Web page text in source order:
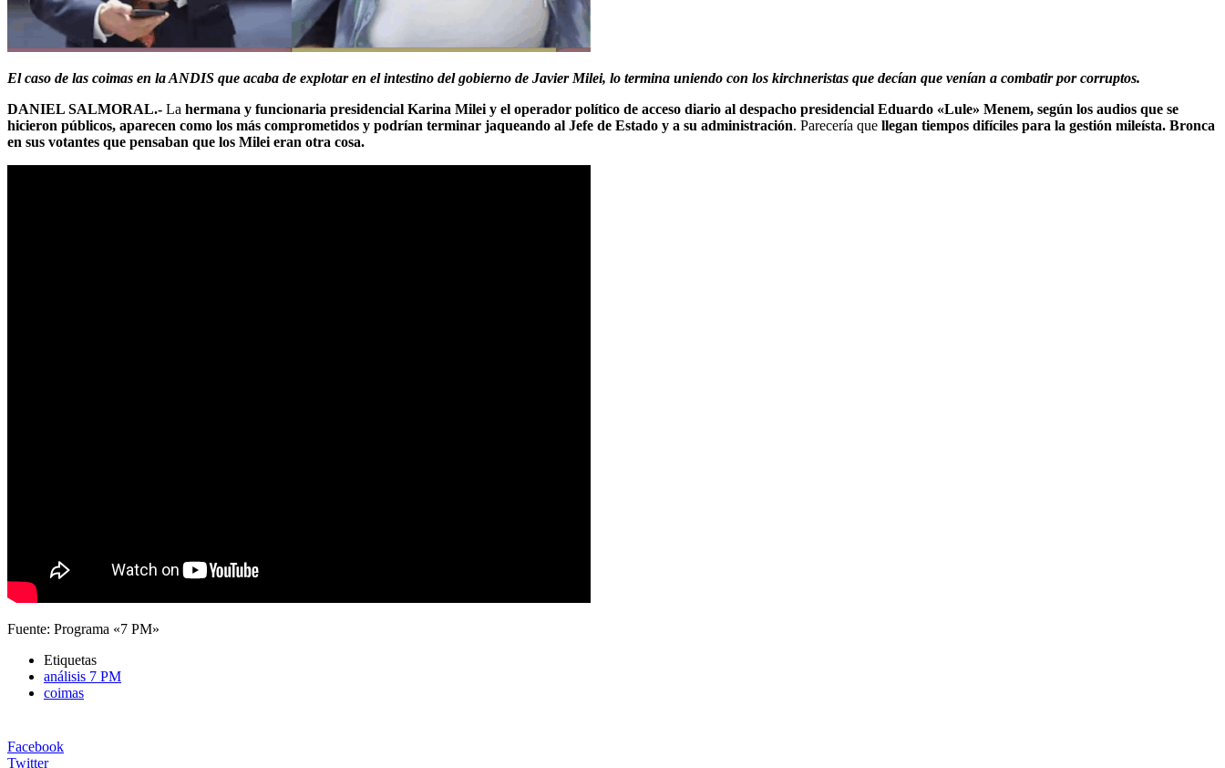
El caso de las coimas en la ANDIS que acaba de explotar en el intestino del gobierno de Javier Milei, lo termina uniendo con los kirchneristas que decían que venían a combatir por corruptos.
DANIEL SALMORAL.- La hermana y funcionaria presidencial Karina Milei y el operador político de acceso diario al despacho presidencial Eduardo «Lule» Menem, según los audios que se
hicieron públicos, aparecen como los más comprometidos y podrían terminar jaqueando al Jefe de Estado y a su administración. Parecería que llegan tiempos difíciles para la gestión mileísta. Bronca
en sus votantes que pensaban que los Milei eran otra cosa.
Fuente: Programa «7 PM»
Etiquetas
análisis 7 PM
coimas
Facebook
Twitter